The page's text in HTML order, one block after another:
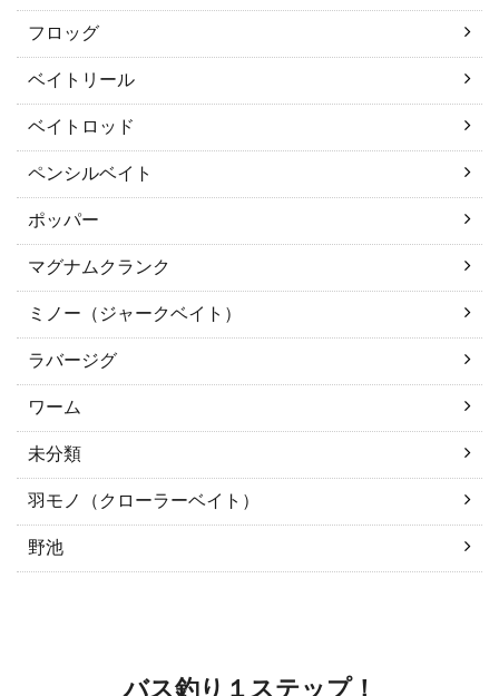
フロッグ
ベイトリール
ベイトロッド
ペンシルベイト
ポッパー
マグナムクランク
ミノー（ジャークベイト）
ラバージグ
ワーム
未分類
羽モノ（クローラーベイト）
野池
バス釣り１ステップ！